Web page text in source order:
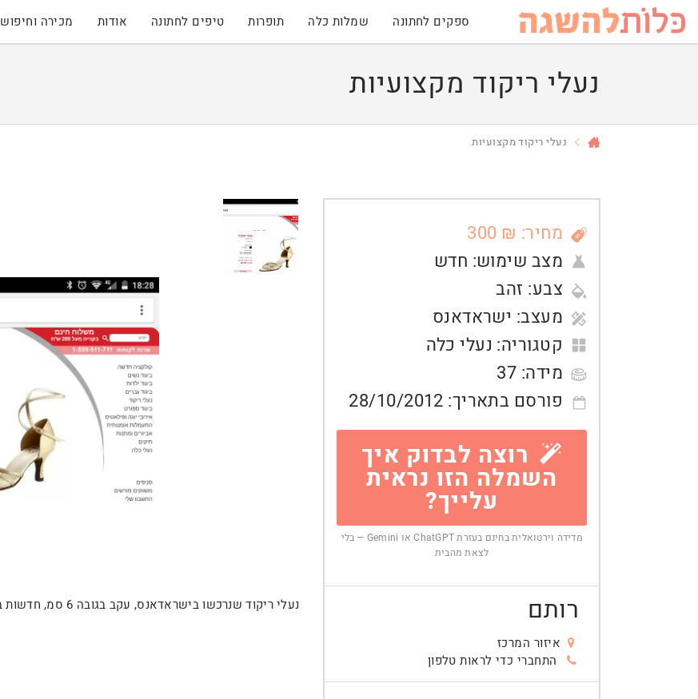
ספקים לחתונה שמלות כלה תופרות טיפים לחתונה אודות מכירה וחיפוש
נעלי ריקוד מקצועיות
נעלי ריקוד מקצועיות
מחיר: ₪ 300
מצב שימוש: חדש
צבע: זהב
מעצב: ישראדאנס
קטגוריה: נעלי כלה
מידה: 37
פורסם בתאריך: 28/10/2012
רוצה לבדוק איך
השמלה הזו נראית
עלייך?
מדידה וירטואלית בחינם בעזרת ChatGPT או Gemini — בלי
לצאת מהבית
רותם
איזור המרכז
התחברי כדי לראות טלפון
נעלי ריקוד שנרכשו בישראדאנס, עקב בגובה 6 סמ, חדשות בקופסא מעולם לא ננעלו